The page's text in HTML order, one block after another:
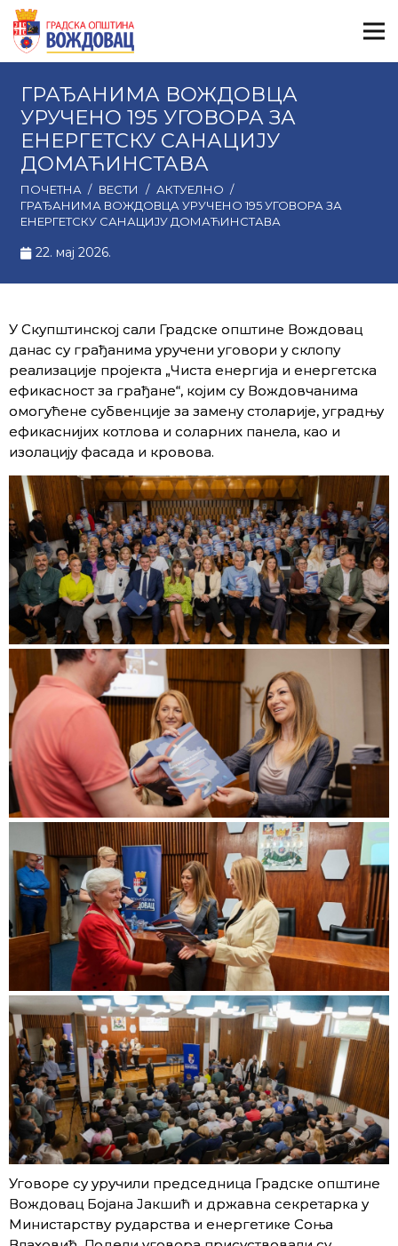
ГРАЂАНИМА ВОЖДОВЦА
УРУЧЕНО 195 УГОВОРА ЗА
ЕНЕРГЕТСКУ САНАЦИЈУ
ДОМАЋИНСТАВА
ПОЧЕТНА / ВЕСТИ / АКТУЕЛНО /
ГРАЂАНИМА ВОЖДОВЦА УРУЧЕНО 195 УГОВОРА ЗА
ЕНЕРГЕТСКУ САНАЦИЈУ ДОМАЋИНСТАВА
22. мај 2026.
У Скупштинској сали Градске општине Вождовац
данас су грађанима уручени уговори у склопу
реализације пројекта „Чиста енергија и енергетска
ефикасност за грађане“, којим су Вождовчанима
омогућене субвенције за замену столарије, уградњу
ефикаснијих котлова и соларних панела, као и
изолацију фасада и кровова.
Уговоре су уручили председница Градске општине
Вождовац Бојана Јакшић и државна секретарка у
Министарству рударства и енергетике Соња